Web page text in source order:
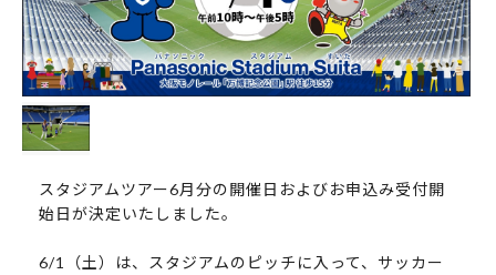
スタジアムツアー6月分の開催日およびお申込み受付開
始日が決定いたしました。
6/1（土）は、スタジアムのピッチに入って、サッカー